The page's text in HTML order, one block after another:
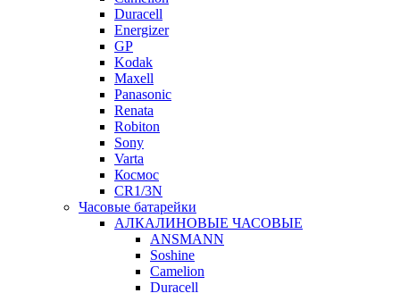
Duracell
Energizer
GP
Kodak
Maxell
Panasonic
Renata
Robiton
Sony
Varta
Космос
CR1/3N
Часовые батарейки
АЛКАЛИНОВЫЕ ЧАСОВЫЕ
ANSMANN
Soshine
Camelion
Duracell